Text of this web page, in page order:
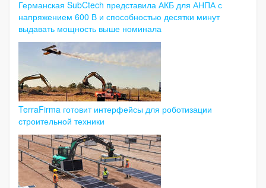
Германская SubCtech представила АКБ для АНПА с
напряжением 600 В и способностью десятки минут
выдавать мощность выше номинала
TerraFirma готовит интерфейсы для роботизации
строительной техники